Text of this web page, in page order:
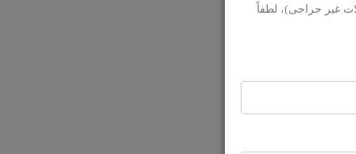
غیر حراجی)، لطفاً